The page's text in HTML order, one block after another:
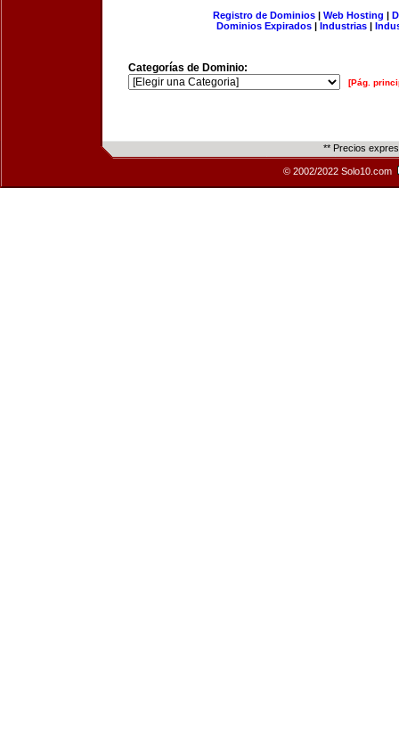
Registro de Dominios| Web Hosting |
Dominios Expirados | Industrias |
Categorías de Dominio:
[Pág.
** Precios
© 2002/2022 Solo10.com